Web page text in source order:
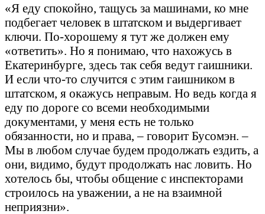
«Я еду спокойно, тащусь за машинами, ко мне
подбегает человек в штатском и выдергивает
ключи. По-хорошему я тут же должен ему
«ответить». Но я понимаю, что нахожусь в
Екатеринбурге, здесь так себя ведут гаишники.
И если что-то случится с этим гаишником в
штатском, я окажусь неправым. Но ведь когда я
еду по дороге со всеми необходимыми
документами, у меня есть не только
обязанности, но и права, – говорит Бусомэн. –
Мы в любом случае будем продолжать ездить, а
они, видимо, будут продолжать нас ловить. Но
хотелось бы, чтобы общение с инспекторами
строилось на уважении, а не на взаимной
неприязни».